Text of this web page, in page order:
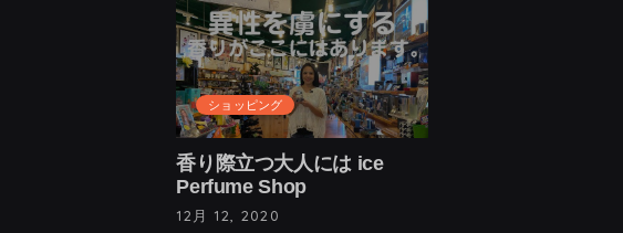
ショッピング
香り際立つ大人には ice
Perfume Shop
12月 12, 2020